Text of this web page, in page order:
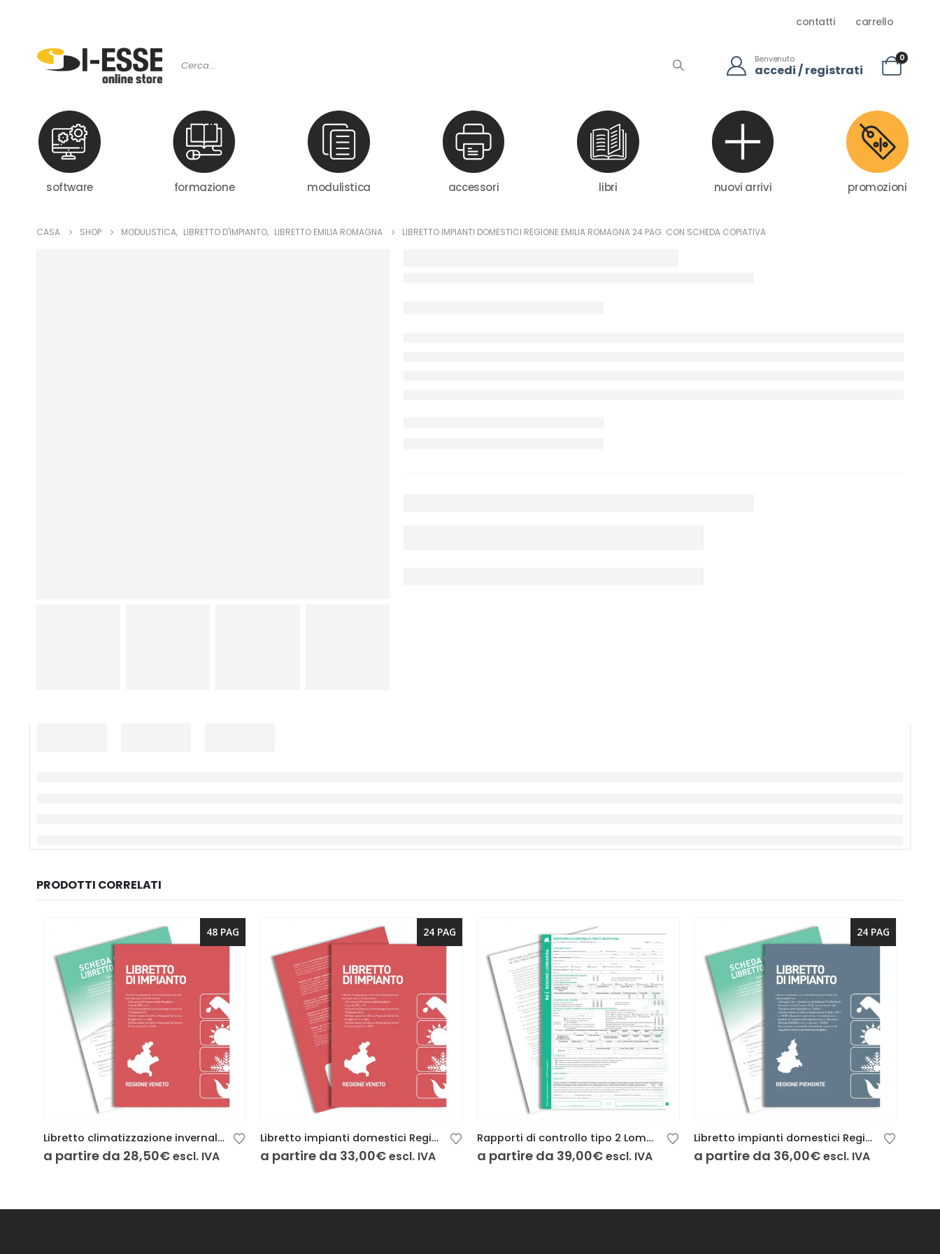
contatti carrello
Benvenuto
accedi / registrati
0
software formazione modulistica accessori libri nuovi arrivi promozioni
CASA SHOP MODULISTICA, LIBRETTO D'IMPIANTO, LIBRETTO EMILIA ROMAGNA LIBRETTO IMPIANTI DOMESTICI REGIONE EMILIA ROMAGNA 24 PAG. CON SCHEDA COPIATIVA
PRODOTTI CORRELATI
48 PAG
Libretto climatizzazione invernale/estiva Regione Veneto 48 pag. con scheda copiativa
a partire da 28,50€escl. IVA
24 PAG
Libretto impianti domestici Regione Veneto 24 pag.
a partire da 33,00€escl. IVA
Rapporti di controllo tipo 2 Lombardia 3 copie
a partire da 39,00€escl. IVA
24 PAG
Libretto impianti domestici Regione Piemonte 24 pag. con scheda copiativa
a partire da 36,00€escl. IVA